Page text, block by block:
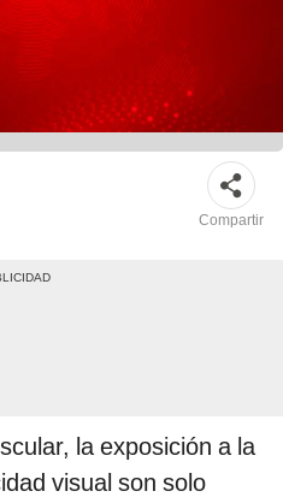
Compartir
la exposición a la
visual son solo